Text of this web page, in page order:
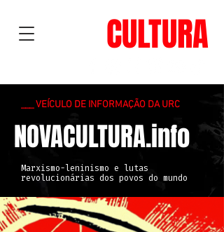
CULTURA
___ VEÍCULO DE INFORMAÇÃO DA URC
NOVACULTURA.info
Marxismo-leninismo e lutas
revolucionárias dos povos do mundo